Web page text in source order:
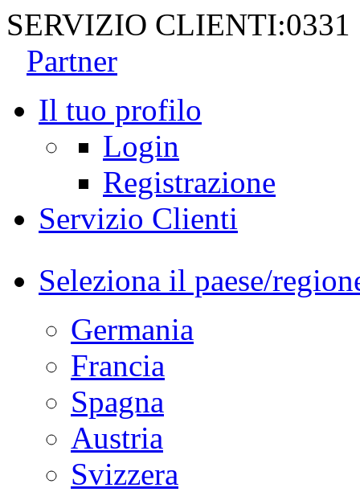
SERVIZIO CLIENTI:0331
Partner
Il tuo profilo
Login
Registrazione
Servizio Clienti
Seleziona il paese/
Germania
Francia
Spagna
Austria
Svizzera